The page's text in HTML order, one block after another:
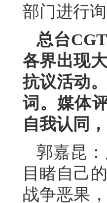
部门进行询
总台
各界出现
抗议活动
词。媒体
自我认同
郭嘉昆
目睹自己
战争恶果